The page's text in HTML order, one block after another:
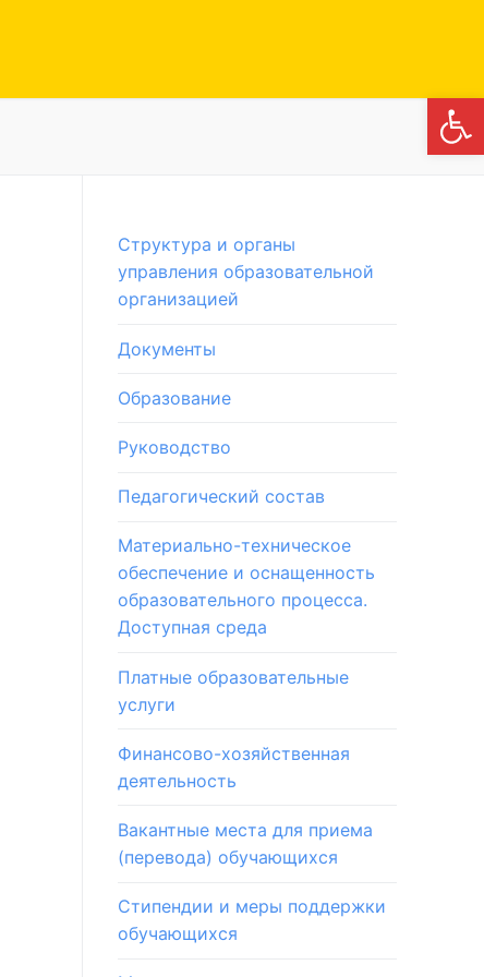
Структура и органы
управления образовательной
организацией
Документы
Образование
Руководство
Педагогический состав
Материально-техническое
обеспечение и оснащенность
образовательного процесса.
Доступная среда
Платные образовательные
услуги
Финансово-хозяйственная
деятельность
Вакантные места для приема
(перевода) обучающихся
Стипендии и меры поддержки
обучающихся